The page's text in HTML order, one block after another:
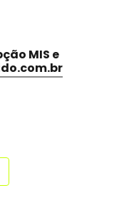
MIS e